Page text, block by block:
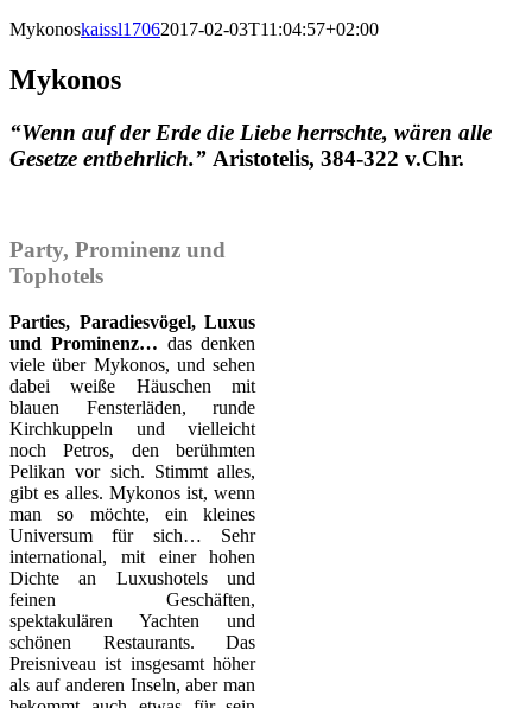
Mykonoskaissl17062017-02-03T11:04:57+02:00
Mykonos
“Wenn auf der Erde die Liebe herrschte, wären alle
Gesetze entbehrlich.” Aristotelis, 384-322 v.Chr.
Party, Prominenz und
Tophotels
Parties, Paradiesvögel, Luxus
und Prominenz… das denken
viele über Mykonos, und sehen
dabei weiße Häuschen mit
blauen Fensterläden, runde
Kirchkuppeln und vielleicht
noch Petros, den berühmten
Pelikan vor sich. Stimmt alles,
gibt es alles. Mykonos ist, wenn
man so möchte, ein kleines
Universum für sich… Sehr
international, mit einer hohen
Dichte an Luxushotels und
feinen Geschäften,
spektakulären Yachten und
schönen Restaurants. Das
Preisniveau ist insgesamt höher
als auf anderen Inseln, aber man